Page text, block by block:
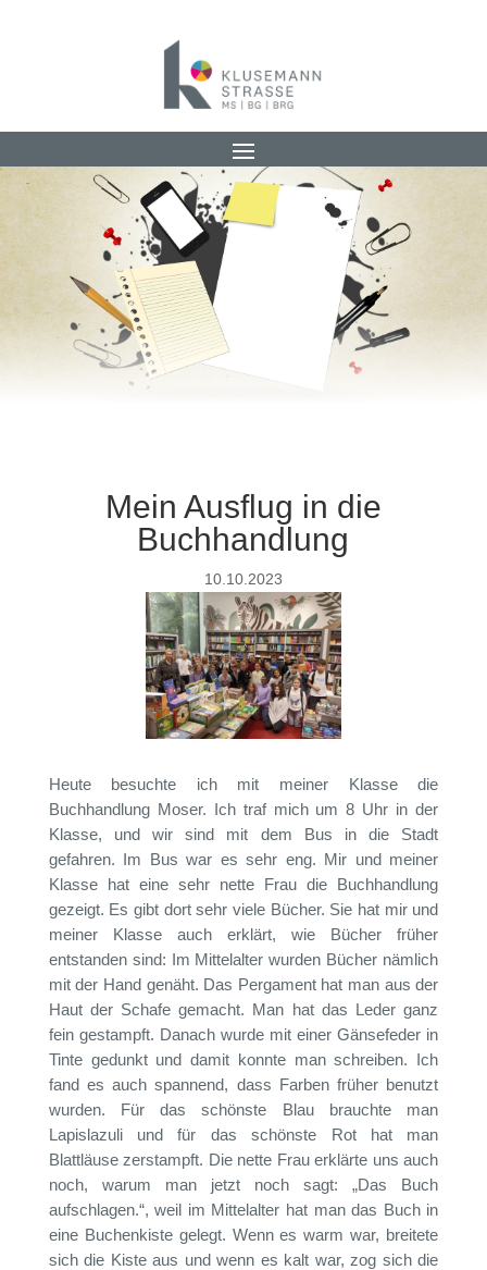
Mein Ausflug in die
Buchhandlung
10.10.2023
Heute besuchte ich mit meiner Klasse die
Buchhandlung Moser. Ich traf mich um 8 Uhr in der
Klasse, und wir sind mit dem Bus in die Stadt
gefahren. Im Bus war es sehr eng. Mir und meiner
Klasse hat eine sehr nette Frau die Buchhandlung
gezeigt. Es gibt dort sehr viele Bücher. Sie hat mir und
meiner Klasse auch erklärt, wie Bücher früher
entstanden sind: Im Mittelalter wurden Bücher nämlich
mit der Hand genäht. Das Pergament hat man aus der
Haut der Schafe gemacht. Man hat das Leder ganz
fein gestampft. Danach wurde mit einer Gänsefeder in
Tinte gedunkt und damit konnte man schreiben. Ich
fand es auch spannend, dass Farben früher benutzt
wurden. Für das schönste Blau brauchte man
Lapislazuli und für das schönste Rot hat man
Blattläuse zerstampft. Die nette Frau erklärte uns auch
noch, warum man jetzt noch sagt: „Das Buch
aufschlagen.“, weil im Mittelalter hat man das Buch in
eine Buchenkiste gelegt. Wenn es warm war, breitete
sich die Kiste aus und wenn es kalt war, zog sich die